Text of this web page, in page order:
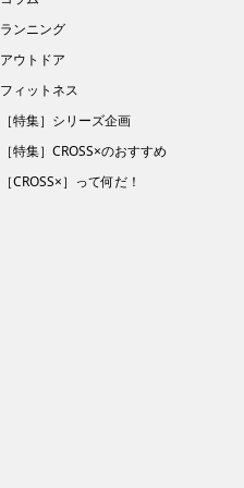
ランニング
アウトドア
フィットネス
［特集］シリーズ企画
［特集］CROSS×のおすすめ
［CROSS×］って何だ！